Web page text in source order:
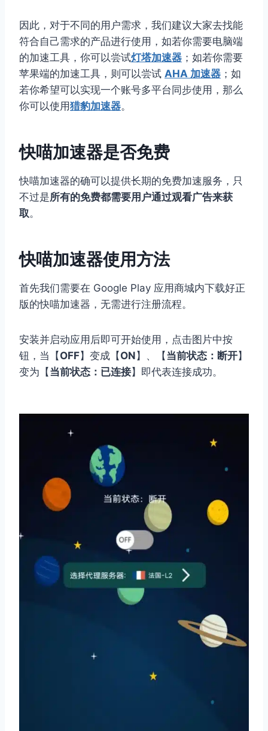
因此，对于不同的用户需求，我们建议大家去找能
符合自己需求的产品进行使用，如若你需要电脑端
的加速工具，你可以尝试灯塔加速器 ；如若你需要
苹果端的加速工具，则可以尝试 AHA 加速器 ；如
若你希望可以实现一个账号多平台同步使用，那么
你可以使用猎豹加速器。
快喵加速器是否免费
快喵加速器的确可以提供长期的免费加速服务，只
不过是所有的免费都需要用户通过观看广告来获
取。
快喵加速器使用方法
首先我们需要在 Google Play 应用商城内下载好正
版的快喵加速器，无需进行注册流程。
安装并启动应用后即可开始使用，点击图片中按
钮，当【 OFF】变成【 ON 】、【 当前状态：断开】
变为【 当前状态：已连接】即代表连接成功。